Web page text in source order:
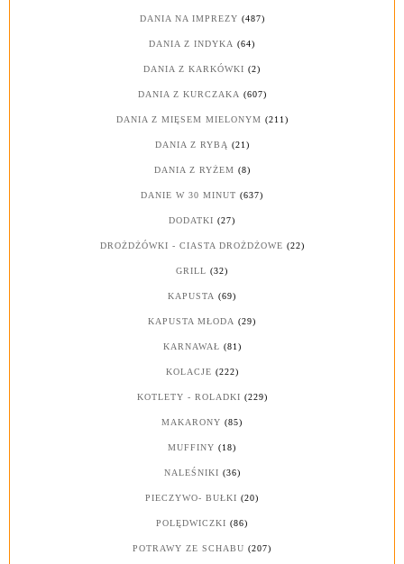
DANIA NA IMPREZY (487)
DANIA Z INDYKA (64)
DANIA Z KARKÓWKI (2)
DANIA Z KURCZAKA (607)
DANIA Z MIĘSEM MIELONYM (211)
DANIA Z RYBĄ (21)
DANIA Z RYŻEM (8)
DANIE W 30 MINUT (637)
DODATKI (27)
DROŻDŻÓWKI - CIASTA DROŻDŻOWE (22)
GRILL (32)
KAPUSTA (69)
KAPUSTA MŁODA (29)
KARNAWAŁ (81)
KOLACJE (222)
KOTLETY - ROLADKI (229)
MAKARONY (85)
MUFFINY (18)
NALEŚNIKI (36)
PIECZYWO- BUŁKI (20)
POLĘDWICZKI (86)
POTRAWY ZE SCHABU (207)